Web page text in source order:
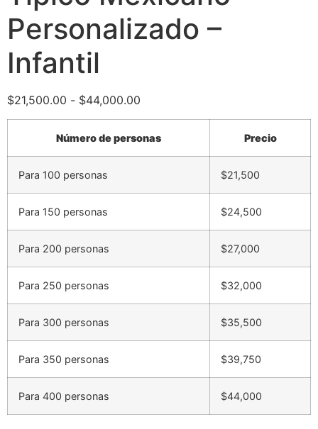
Personalizado –
Infantil
$21,500.00 - $44,000.00
Número de personas Precio
Para 100 personas $21,500
Para 150 personas $24,500
Para 200 personas $27,000
Para 250 personas $32,000
Para 300 personas $35,500
Para 350 personas $39,750
Para 400 personas $44,000